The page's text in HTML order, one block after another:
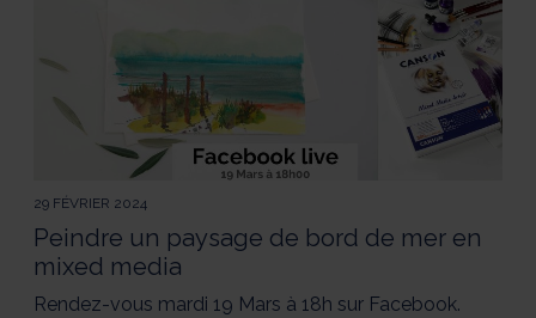
29 FÉVRIER 2024
Peindre un paysage de bord de mer en
mixed media
Rendez-vous mardi 19 Mars à 18h sur Facebook.